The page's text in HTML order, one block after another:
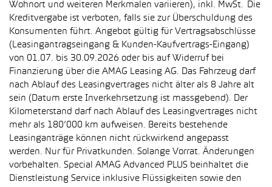
Wohnort und weiteren Merkmalen variieren), inkl. MwSt. Die
Kreditvergabe ist verboten, falls sie zur Überschuldung des
Konsumenten führt. Angebot gültig für Vertragsabschlüsse
(Leasingantragseingang & Kunden-Kaufvertrags-Eingang)
von 01.07. bis 30.09.2026 oder bis auf Widerruf bei
Finanzierung über die AMAG Leasing AG. Das Fahrzeug darf
nach Ablauf des Leasingvertrages nicht älter als 8 Jahre alt
sein (Datum erste Inverkehrsetzung ist massgebend). Der
Kilometerstand darf nach Ablauf des Leasingvertrages nicht
mehr als 180’000 km aufweisen. Bereits bestehende
Leasinganträge können nicht rückwirkend angepasst
werden. Nur für Privatkunden. Solange Vorrat. Änderungen
vorbehalten. Special AMAG Advanced PLUS beinhaltet die
Dienstleistung Service inklusive Flüssigkeiten sowie den